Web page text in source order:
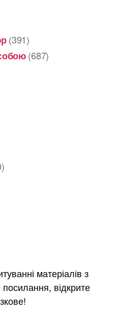
(391)
(687)
матеріалів з
відкрите